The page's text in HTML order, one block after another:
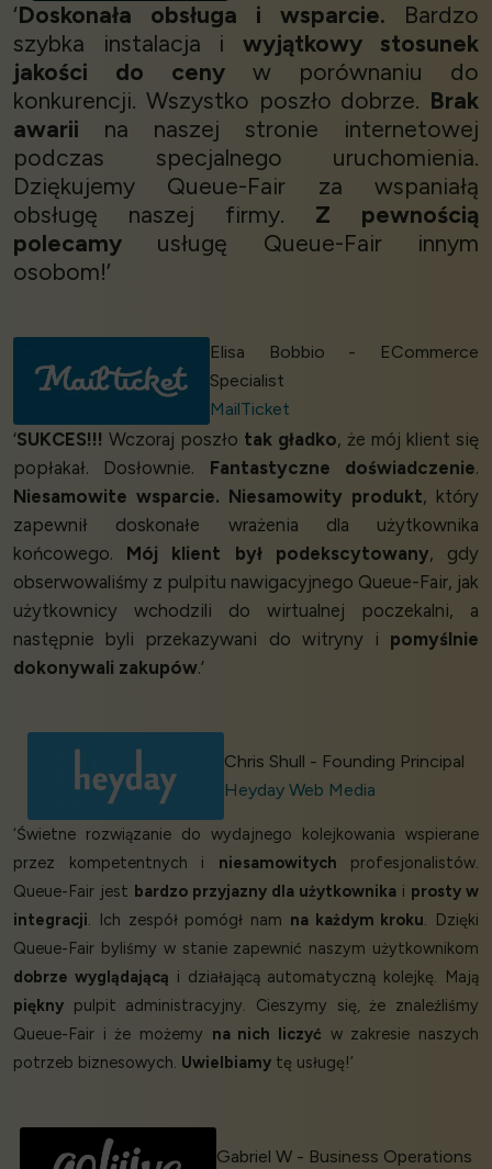
‘Doskonała obsługa i wsparcie. Bardzo
szybka instalacja i wyjątkowy stosunek
jakości do ceny w porównaniu do
konkurencji. Wszystko poszło dobrze. Brak
awarii na naszej stronie internetowej
podczas specjalnego uruchomienia.
Dziękujemy Queue-Fair za wspaniałą
obsługę naszej firmy. Z pewnością
polecamy usługę Queue-Fair innym
osobom!’
Elisa Bobbio - ECommerce
Specialist
MailTicket
‘SUKCES!!! Wczoraj poszło tak gładko, że mój klient się
popłakał. Dosłownie. Fantastyczne doświadczenie.
Niesamowite wsparcie. Niesamowity produkt, który
zapewnił doskonałe wrażenia dla użytkownika
końcowego. Mój klient był podekscytowany, gdy
obserwowaliśmy z pulpitu nawigacyjnego Queue-Fair, jak
użytkownicy wchodzili do wirtualnej poczekalni, a
następnie byli przekazywani do witryny i pomyślnie
dokonywali zakupów.’
Chris Shull - Founding Principal
Heyday Web Media
‘Świetne rozwiązanie do wydajnego kolejkowania wspierane
przez kompetentnych i niesamowitych profesjonalistów.
Queue-Fair jest bardzo przyjazny dla użytkownika i prosty w
integracji. Ich zespół pomógł nam na każdym kroku. Dzięki
Queue-Fair byliśmy w stanie zapewnić naszym użytkownikom
dobrze wyglądającą i działającą automatyczną kolejkę. Mają
piękny pulpit administracyjny. Cieszymy się, że znaleźliśmy
Queue-Fair i że możemy na nich liczyć w zakresie naszych
potrzeb biznesowych. Uwielbiamy tę usługę!’
Gabriel W - Business Operations